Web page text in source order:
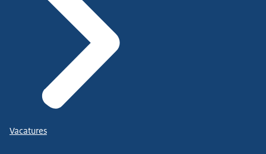
Vacatures